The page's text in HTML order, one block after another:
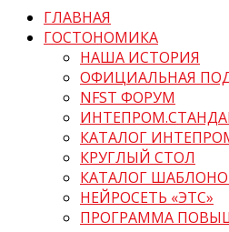
ГЛАВНАЯ
ГОСТОНОМИКА
НАША ИСТОРИЯ
ОФИЦИАЛЬНАЯ
NFST ФОРУМ
КАТАЛОГ
КРУГЛЫЙ СТОЛ
КАТАЛОГ
НЕЙРОСЕТЬ «ЭТС»
ПРОГРАММА